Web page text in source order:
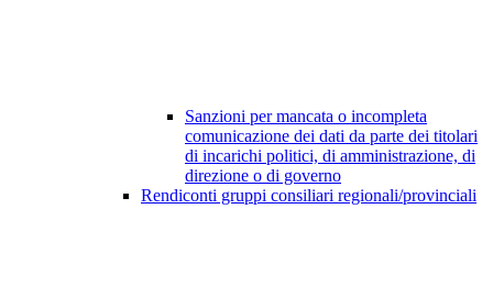
Sanzioni per mancata o incompleta
comunicazione dei dati da parte dei titolari
di incarichi politici, di amministrazione, di
direzione o di governo
Rendiconti gruppi consiliari regionali/provinciali